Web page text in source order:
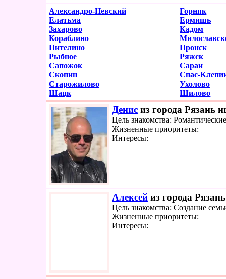
Александро-Невский
Горняк
Елатьма
Ермишь
Захарово
Кадом
Кораблино
Пителино
Пронск
Рыбное
Ряжск
Сапожок
Сараи
Скопин
Спас-
Старожилово
Ухолово
Шацк
Шилово
Денис из города Рязань
Цель знакомства:
Жизненные приоритеты:
Интересы:
Алексей из города
Цель знакомства: Создание
Жизненные приоритеты:
Интересы: